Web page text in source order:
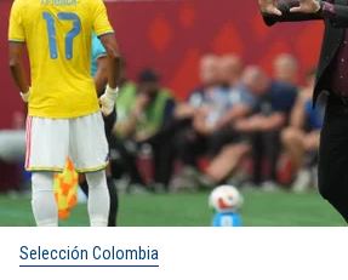
Selección Colombia